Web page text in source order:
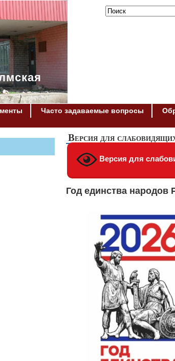
Часто задаваемые вопросы
Версия для
Версия для
Год единства народов